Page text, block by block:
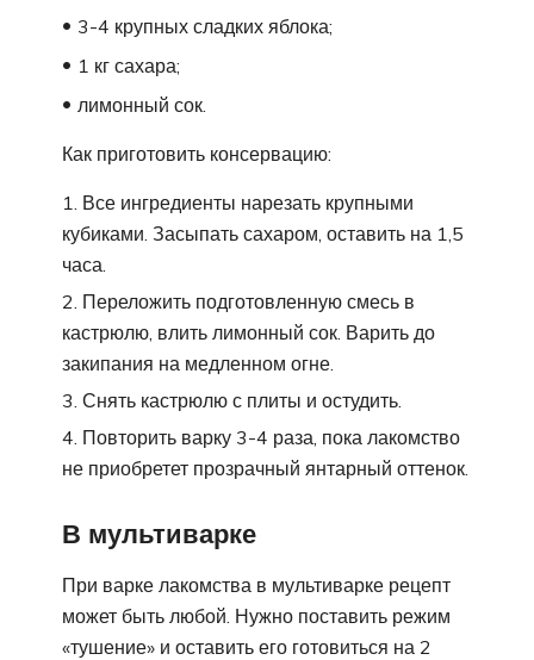
3-4 крупных сладких яблока;
1 кг сахара;
лимонный сок.
Как приготовить консервацию:
Все ингредиенты нарезать крупными
кубиками. Засыпать сахаром, оставить на 1,5
часа.
Переложить подготовленную смесь в
кастрюлю, влить лимонный сок. Варить до
закипания на медленном огне.
Снять кастрюлю с плиты и остудить.
Повторить варку 3-4 раза, пока лакомство
не приобретет прозрачный янтарный оттенок.
В мультиварке
При варке лакомства в мультиварке рецепт
может быть любой. Нужно поставить режим
«тушение» и оставить его готовиться на 2